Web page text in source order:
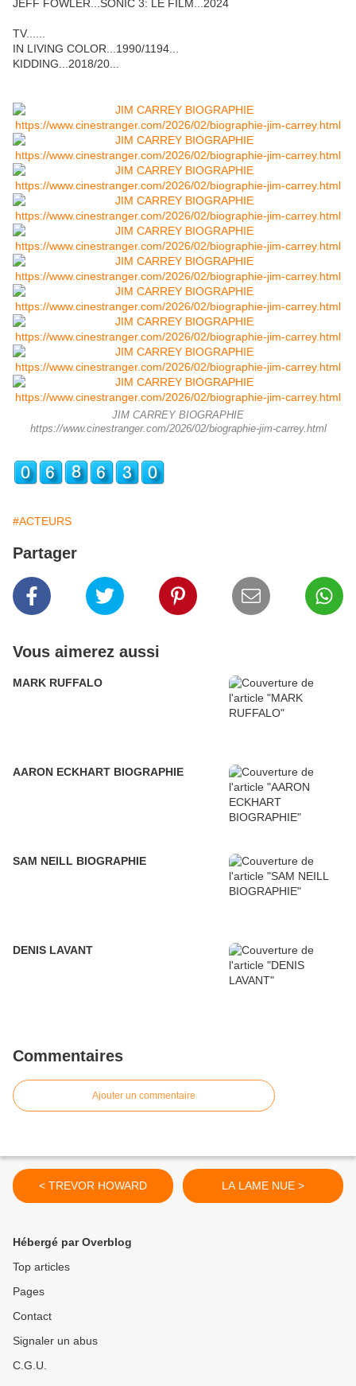
JEFF FOWLER...SONIC 3: LE FILM...2024
TV......
IN LIVING COLOR...1990/1194...
KIDDING...2018/20...
JIM CARREY BIOGRAPHIE
https://www.cinestranger.com/2026/02/biographie-jim-carrey.html
#ACTEURS
Partager
Vous aimerez aussi
MARK RUFFALO
AARON ECKHART BIOGRAPHIE
SAM NEILL BIOGRAPHIE
DENIS LAVANT
Commentaires
Ajouter un commentaire
< TREVOR HOWARD LA LAME NUE >
Hébergé par Overblog
Top articles
Pages
Contact
Signaler un abus
C.G.U.